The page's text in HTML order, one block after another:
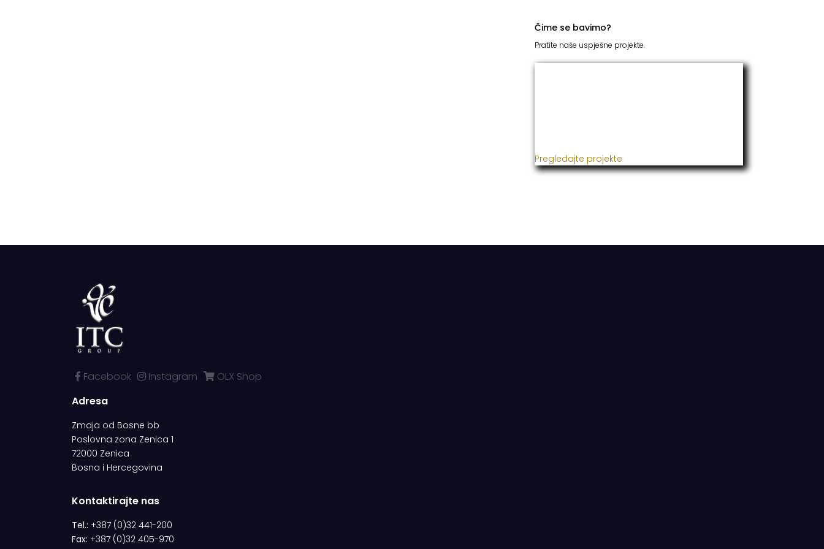
Čime se bavimo?
Pratite naše uspješne projekte.
Pregledajte projekte
Facebook Instagram
OLX Shop
Adresa
Zmaja od Bosne bb
Poslovna zona Zenica 1
72000 Zenica
Bosna i Hercegovina
Kontaktirajte nas
Tel.: +387 (0)32 441-200
Fax: +387 (0)32 405-970